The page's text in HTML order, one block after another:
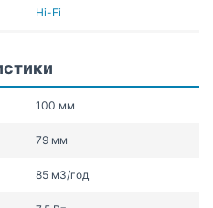
Hi-Fi
100 мм
79 мм
85 мЗ/год